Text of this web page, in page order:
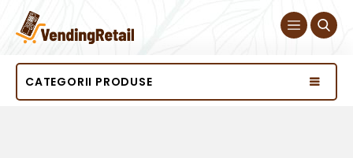
CATEGORII PRODUSE